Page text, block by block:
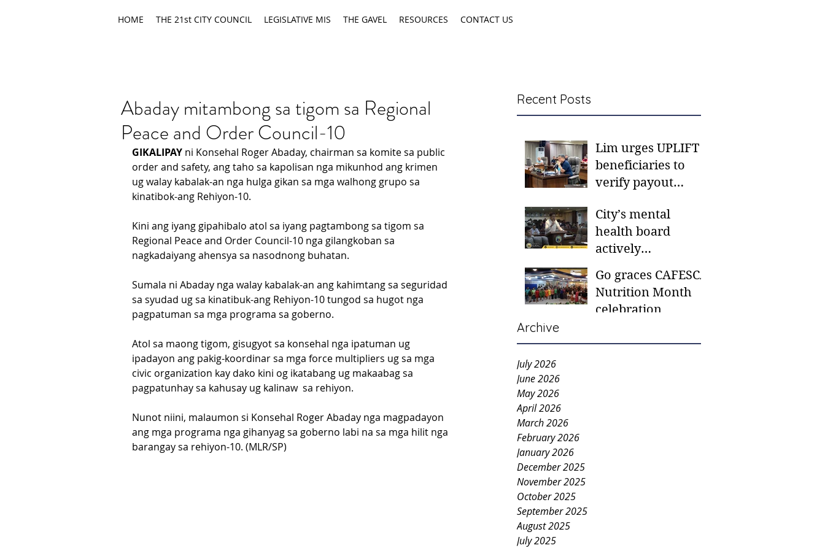
HOME THE 21st CITY COUNCIL LEGISLATIVE MIS THE GAVEL RESOURCES CONTACT US
Recent Posts
Lim urges UPLIFT
beneficiaries to
verify payout
CSWD district sites
City’s mental
health board
actively
students in need -
Gaane
Go graces CAFESCA
Nutrition Month
celebration
Archive
July 2026
June 2026
May 2026
April 2026
March 2026
February 2026
January 2026
December 2025
November 2025
October 2025
September 2025
August 2025
July 2025
Abaday mitambong sa tigom sa Regional
Peace and Order Council-10
GIKALIPAY ni Konsehal Roger Abaday, chairman sa komite sa public
order and safety, ang taho sa kapolisan nga mikunhod ang krimen
ug walay kabalak-an nga hulga gikan sa mga walhong grupo sa
kinatibok-ang Rehiyon-10.
Kini ang iyang gipahibalo atol sa iyang pagtambong sa tigom sa
Regional Peace and Order Council-10 nga gilangkoban sa
nagkadaiyang ahensya sa nasodnong buhatan.
Sumala ni Abaday nga walay kabalak-an ang kahimtang sa seguridad
sa syudad ug sa kinatibuk-ang Rehiyon-10 tungod sa hugot nga
pagpatuman sa mga programa sa goberno.
Atol sa maong tigom, gisugyot sa konsehal nga ipatuman ug
ipadayon ang pakig-koordinar sa mga force multipliers ug sa mga
civic organization kay dako kini og ikatabang ug makaabag sa
pagpatunhay sa kahusay ug kalinaw  sa rehiyon.
Nunot niini, malaumon si Konsehal Roger Abaday nga magpadayon
ang mga programa nga gihanyag sa goberno labi na sa mga hilit nga
barangay sa rehiyon-10. (MLR/SP)